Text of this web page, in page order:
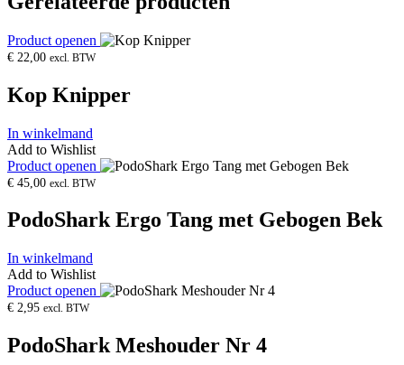
Product openen
€ 22,00 excl. BTW
Kop Knipper
In winkelmand
Add to Wishlist
Product openen
€ 45,00 excl. BTW
PodoShark Ergo Tang met Gebogen Bek
In winkelmand
Add to Wishlist
Product openen
€ 2,95 excl. BTW
PodoShark Meshouder Nr 4